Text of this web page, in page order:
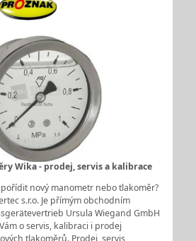
Wika - prodej, servis a kalibrace
nový manometr nebo tlakoměr?
s.r.o. Je přímým obchodním
Ursula Wiegand GmbH
o servis, kalibraci i prodej